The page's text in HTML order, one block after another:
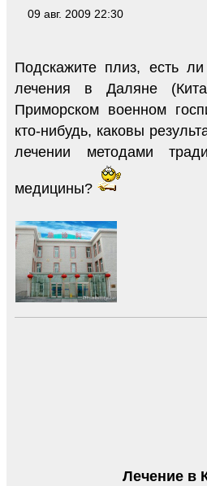
09 авг. 2009 22:30
Подскажите плиз, есть
лечения в Даляне
Приморском военном
кто-нибудь, каковы
лечении методами
медицины?
Лечение в